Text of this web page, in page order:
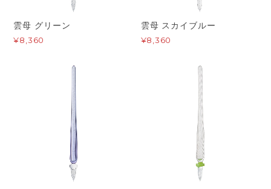
雲母 グリーン
¥8,360
雲母 スカイブルー
¥8,360